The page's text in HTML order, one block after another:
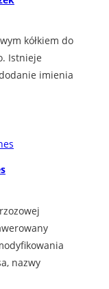
kółkiem do
Istnieje
imienia
nazwy